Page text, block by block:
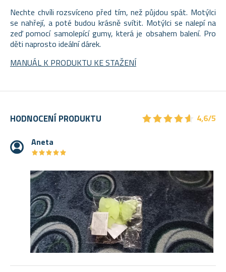
Nechte chvíli rozsvíceno před tím, než půjdou spát. Motýlci
se nahřejí, a poté budou krásně svítit. Motýlci se nalepí na
zeď pomocí samolepící gumy, která je obsahem balení. Pro
děti naprosto ideální dárek.
MANUÁL K PRODUKTU KE STAŽENÍ
HODNOCENÍ PRODUKTU ★★★★★
★★★★★ 4,6/5
Aneta
★★★★★
★★★★★